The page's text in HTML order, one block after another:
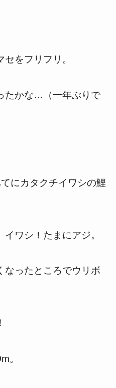
をフリフリ。
たかな…（一年ぶりで
にカタクチイワシの鯉
ワシ！たまにアジ。
なったところでウリボ
。